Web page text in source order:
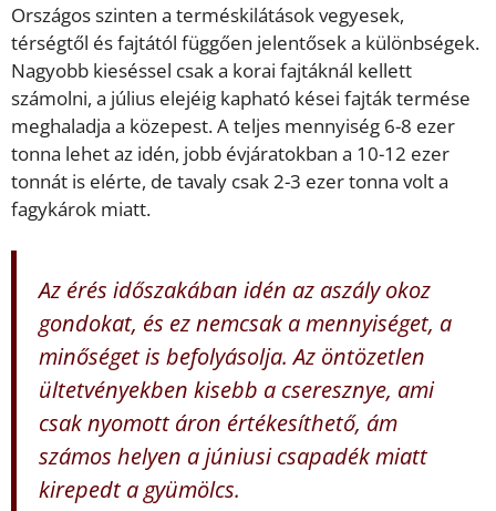
Országos szinten a terméskilátások vegyesek,
térségtől és fajtától függően jelentősek a különbségek.
Nagyobb kieséssel csak a korai fajtáknál kellett
számolni, a július elejéig kapható kései fajták termése
meghaladja a közepest. A teljes mennyiség 6-8 ezer
tonna lehet az idén, jobb évjáratokban a 10-12 ezer
tonnát is elérte, de tavaly csak 2-3 ezer tonna volt a
fagykárok miatt.
Az érés időszakában idén az aszály okoz
gondokat, és ez nemcsak a mennyiséget, a
minőséget is befolyásolja. Az öntözetlen
ültetvényekben kisebb a cseresznye, ami
csak nyomott áron értékesíthető, ám
számos helyen a júniusi csapadék miatt
kirepedt a gyümölcs.